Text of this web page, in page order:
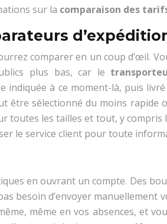
sur la comparaison des
comparer en un coup d’œil.
plus bas, car le
indiquée à ce moment-là, puis
sélectionné du moins rapide
les tailles et tout, y compris
le service client pour toute
en ouvrant un compte. Des
besoin d’envoyer
même en vos absences, et